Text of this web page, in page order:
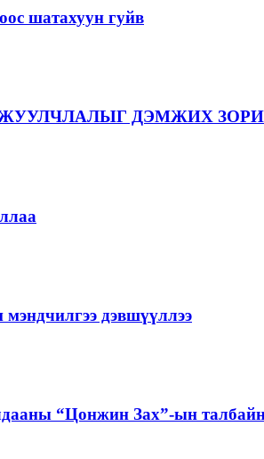
шатахуун гуйв
ДЭМЖИХ
дэвшүүллээ
“Цонжин Зах”-ын талбайн